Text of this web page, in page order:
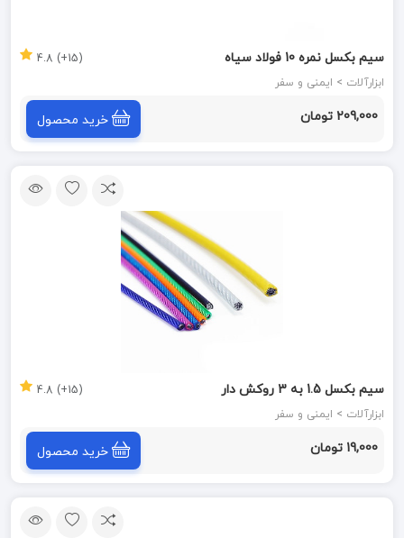
سیم بکسل نمره 10 فولاد سیاه
ابزارآلات > ایمنی و سفر
(15+) 4.8
209,000 تومان خرید محصول
سیم بکسل 1.5 به 3 روکش دار
ابزارآلات > ایمنی و سفر
(15+) 4.8
19,000 تومان خرید محصول